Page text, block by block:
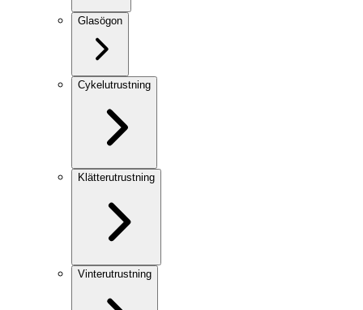
Glasögon
Cykelutrustning
Klätterutrustning
Vinterutrustning